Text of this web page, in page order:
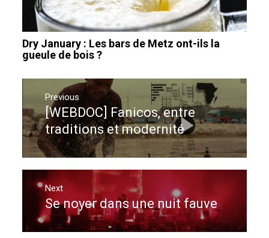
Dry January : Les bars de Metz ont-ils la
gueule de bois ?
Navigation
de
l’article
Previous
Previous
post:
[WEBDOC] Fanicos, entre
traditions et modernité
Next
Next
post:
Se noyer dans une nuit fauve